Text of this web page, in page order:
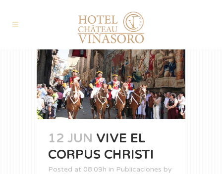
12 JUN VIVE EL
CORPUS CHRISTI
Posted at 08:09h in Publicaciones by